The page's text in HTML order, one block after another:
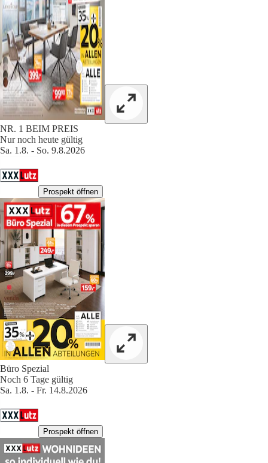
NR. 1 BEIM PREIS
Nur noch heute gültig
Sa. 1.8. - So. 9.8.2026
Prospekt öffnen
Büro Spezial
Noch 6 Tage gültig
Sa. 1.8. - Fr. 14.8.2026
Prospekt öffnen